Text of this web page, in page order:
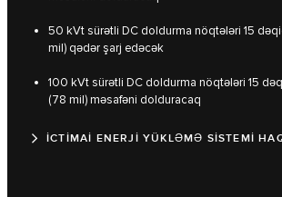
50 kVt sürətli DC doldurma nöqtələri 15
mil) qədər şarj edəcək
100 kVt sürətli DC doldurma nöqtələri 15
(78 mil) məsafəni dolduracaq
İCTİMAİ ENERJİ YÜKLƏMƏ SİSTEMİ